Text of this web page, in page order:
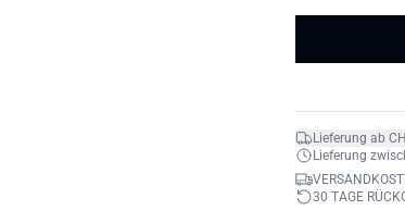
Lieferung ab
Lieferung
30 TAGE